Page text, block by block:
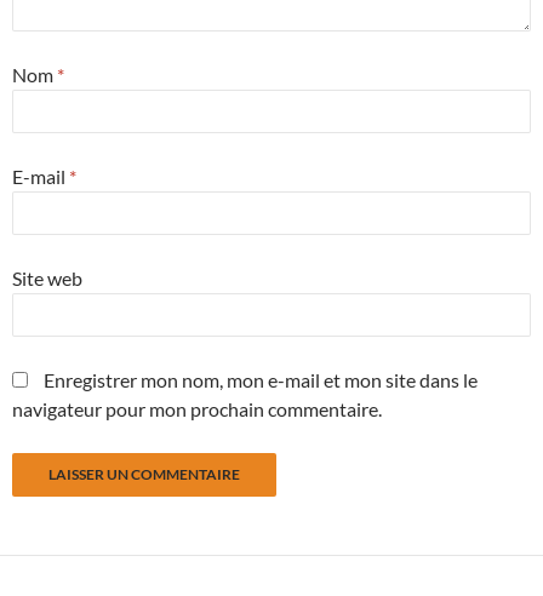
Nom *
E-mail *
Site web
Enregistrer mon nom, mon e-mail et mon site dans le
navigateur pour mon prochain commentaire.